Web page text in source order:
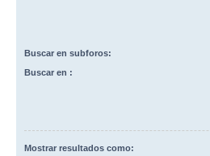
Buscar en subforos:
Buscar en :
Mostrar resultados como: